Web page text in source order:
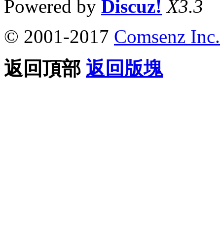
Powered by Discuz! X3.3
© 2001-2017 Comsenz Inc.
返回頂部 返回版塊